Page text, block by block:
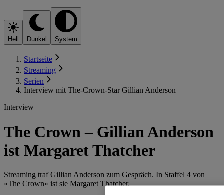
Hell Dunkel System
Startseite
Streaming
Serien
Interview mit The-Crown-Star Gillian Anderson
Interview
The Crown – Gillian Anderson
ist Margaret Thatcher
Streaming traf Gillian Anderson zum Gespräch. In Staffel 4 von
«The Crown» ist sie Margaret Thatcher.